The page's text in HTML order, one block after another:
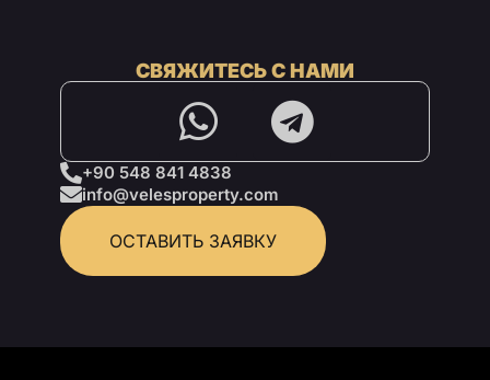
СВЯЖИТЕСЬ С НАМИ
+90 548 841 4838
info@velesproperty.com
ОСТАВИТЬ ЗАЯВКУ